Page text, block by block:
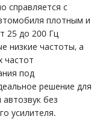
справляется с
плотным и
25 до 200 Гц
низкие частоты, а
частот
под
решение для
без
усилителя.